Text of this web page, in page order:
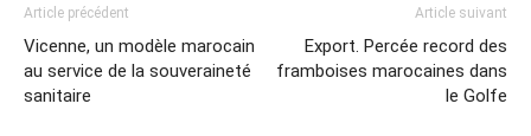
Article précédent
Vicenne, un modèle marocain
au service de la souveraineté
sanitaire
Article suivant
Export. Percée record des
framboises marocaines dans
le Golfe